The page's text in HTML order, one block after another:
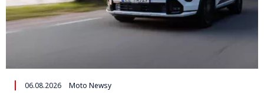
06.08.2026 Moto Newsy